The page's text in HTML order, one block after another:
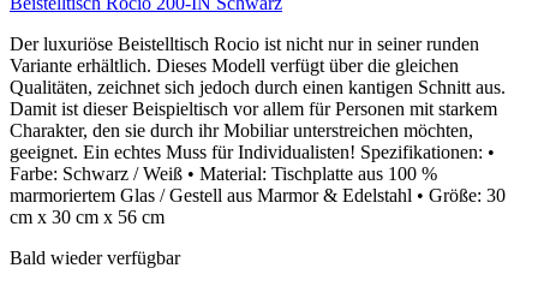
Der luxuriöse Beistelltisch Rocio ist nicht nur in seiner runden
Variante erhältlich. Dieses Modell verfügt über die gleichen
Qualitäten, zeichnet sich jedoch durch einen kantigen Schnitt aus.
Damit ist dieser Beispieltisch vor allem für Personen mit starkem
Charakter, den sie durch ihr Mobiliar unterstreichen möchten,
geeignet. Ein echtes Muss für Individualisten! Spezifikationen: •
Farbe: Schwarz / Weiß • Material: Tischplatte aus 100 %
marmoriertem Glas / Gestell aus Marmor & Edelstahl • Größe: 30
cm x 30 cm x 56 cm
Bald wieder verfügbar